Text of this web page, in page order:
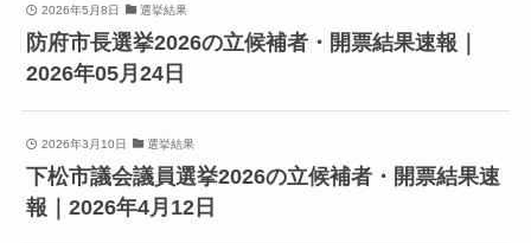
2026年5月8日 選挙結果
防府市長選挙2026の立候補者・開票結果速報｜
2026年05月24日
2026年3月10日 選挙結果
下松市議会議員選挙2026の立候補者・開票結果速
報｜2026年4月12日